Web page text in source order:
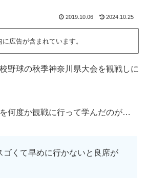
2019.10.06 2024.10.25
に広告が含まれています。
野球の秋季神奈川県大会を観戦しに
何度か観戦に行って学んだのが…
ゴくて早めに行かないと良席が